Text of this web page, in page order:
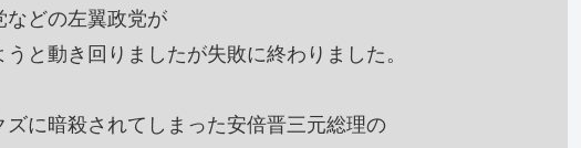
などの左翼政党が
と動き回りましたが失敗に終わりました。
に暗殺されてしまった安倍晋三元総理の